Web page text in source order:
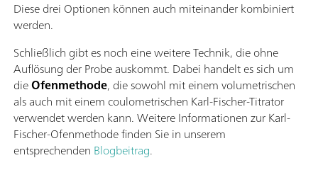
Diese drei Optionen können auch miteinander kombiniert
werden.
Schließlich gibt es noch eine weitere Technik, die ohne
Auflösung der Probe auskommt. Dabei handelt es sich um
dieOfenmethode, die sowohl mit einem volumetrischen
als auch mit einem coulometrischen Karl-Fischer-Titrator
verwendet werden kann. Weitere Informationen zur Karl-
Fischer-Ofenmethode finden Sie in unserem
entsprechenden Blogbeitrag.